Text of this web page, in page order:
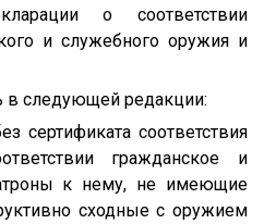
о соответствии
и служебного оружия и
в следующей редакции:
сертификата соответствия
гражданское и
к нему, не имеющие
сходные с оружием